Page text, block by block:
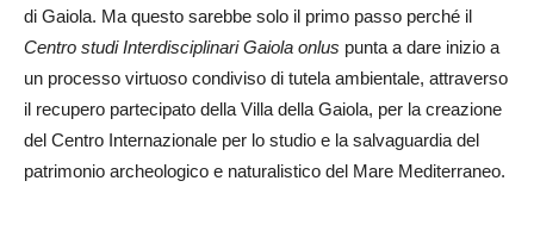
di Gaiola. Ma questo sarebbe solo il primo passo perché il
Centro studi Interdisciplinari Gaiola onlus punta a dare inizio a
un processo virtuoso condiviso di tutela ambientale, attraverso
il recupero partecipato della Villa della Gaiola, per la creazione
del Centro Internazionale per lo studio e la salvaguardia del
patrimonio archeologico e naturalistico del Mare Mediterraneo.